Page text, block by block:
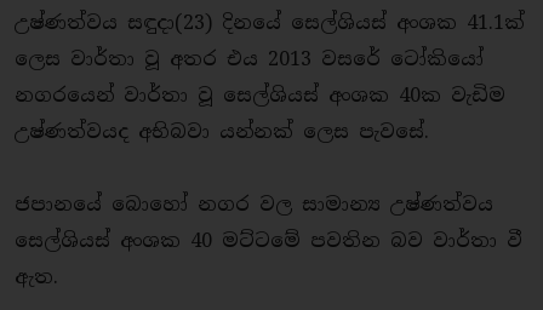
උෂ්ණත්වය සඳුදා(23) දිනයේ සෙල්ශියස් අංශක 41.1ක්
ලෙස වාර්තා වූ අතර එය 2013 වසරේ ටෝකියෝ
නගරයෙන් වාර්තා වූ සෙල්ශියස් අංශක 40ක වැඩිම
උෂ්ණත්වයද අභිබවා යන්නක් ලෙස පැවසේ.
ජපානයේ බොහෝ නගර වල සාමාන්‍ය උෂ්ණත්වය
සෙල්ශියස් අංශක 40 මට්ටමේ පවතින බව වාර්තා වී
ඇත.